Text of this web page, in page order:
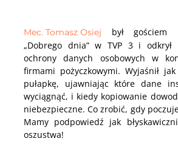
Mec. Tomasz Osiej był gościem
„Dobrego dnia” w TVP 3 i
ochrony danych osobowych w
firmami pożyczkowymi. Wyjaśnił
pułapkę, ujawniając które dane
wyciągnąć, i kiedy kopiowanie
niebezpieczne. Co zrobić, gdy
Mamy podpowiedź jak
oszustwa!